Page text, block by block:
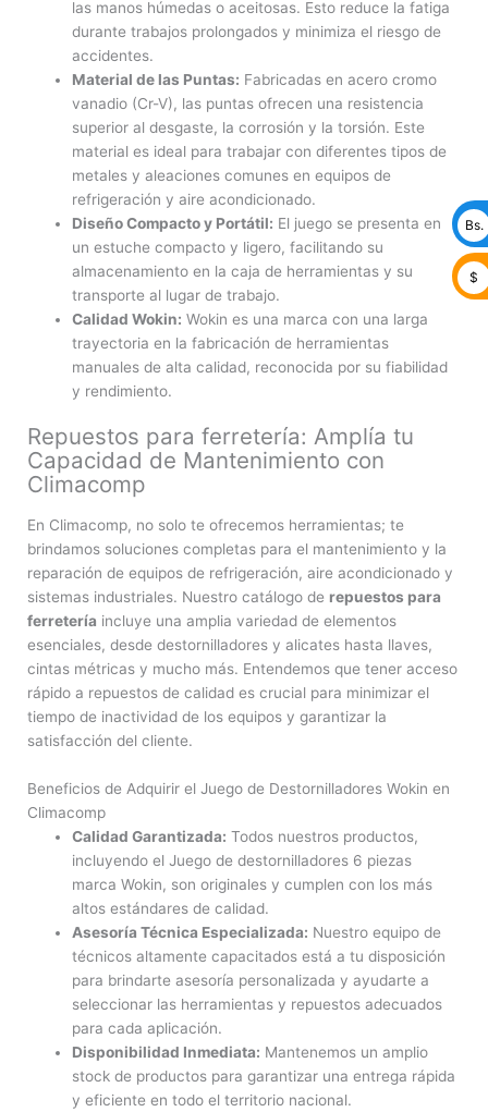
las manos húmedas o aceitosas. Esto reduce la fatiga
durante trabajos prolongados y minimiza el riesgo de
accidentes.
Material de las Puntas: Fabricadas en acero cromo
vanadio (Cr-V), las puntas ofrecen una resistencia
superior al desgaste, la corrosión y la torsión. Este
material es ideal para trabajar con diferentes tipos de
metales y aleaciones comunes en equipos de
refrigeración y aire acondicionado.
Diseño Compacto y Portátil: El juego se presenta en
un estuche compacto y ligero, facilitando su
almacenamiento en la caja de herramientas y su
transporte al lugar de trabajo.
Calidad Wokin: Wokin es una marca con una larga
trayectoria en la fabricación de herramientas
manuales de alta calidad, reconocida por su fiabilidad
y rendimiento.
Repuestos para ferretería: Amplía tu
Capacidad de Mantenimiento con
Climacomp
En Climacomp, no solo te ofrecemos herramientas; te
brindamos soluciones completas para el mantenimiento y la
reparación de equipos de refrigeración, aire acondicionado y
sistemas industriales. Nuestro catálogo de repuestos para
ferretería incluye una amplia variedad de elementos
esenciales, desde destornilladores y alicates hasta llaves,
cintas métricas y mucho más. Entendemos que tener acceso
rápido a repuestos de calidad es crucial para minimizar el
tiempo de inactividad de los equipos y garantizar la
satisfacción del cliente.
Beneficios de Adquirir el Juego de Destornilladores Wokin en
Climacomp
Calidad Garantizada: Todos nuestros productos,
incluyendo el Juego de destornilladores 6 piezas
marca Wokin, son originales y cumplen con los más
altos estándares de calidad.
Asesoría Técnica Especializada: Nuestro equipo de
técnicos altamente capacitados está a tu disposición
para brindarte asesoría personalizada y ayudarte a
seleccionar las herramientas y repuestos adecuados
para cada aplicación.
Disponibilidad Inmediata: Mantenemos un amplio
stock de productos para garantizar una entrega rápida
y eficiente en todo el territorio nacional.
Bs.
$